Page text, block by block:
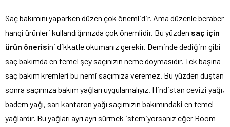
Saç bakımını yaparken düzen çok önemlidir. Ama düzenle beraber
hangi ürünleri kullandığımızda çok önemlidir. Bu yüzden saç için
ürün önerisini dikkatle okumanız gerekir. Deminde dediğim gibi
saç bakımda en temel şey saçınızın neme doymasıdır. Tek başına
saç bakım kremleri bu nemi saçımıza veremez. Bu yüzden duştan
sonra saçımıza bakım yağları uygulamalıyız. Hindistan cevizi yağı,
badem yağı, sarı kantaron yağı saçımızın bakımındaki en temel
yağlardır. Bu yağları ayrı ayrı sürmek istemiyorsanız eğer Boom